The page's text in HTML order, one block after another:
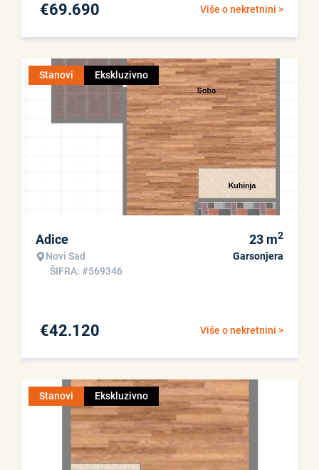
Više o nekretnini >
€69.690
Stanovi Ekskluzivno
Adice
Novi Sad
ŠIFRA: #569346
23 m2
Garsonjera
Više o nekretnini >
€42.120
Stanovi Ekskluzivno